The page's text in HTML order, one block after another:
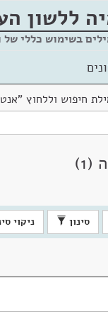
ללשון
בשימוש כללי
חיפוש וללחוץ
סינון ניקוי